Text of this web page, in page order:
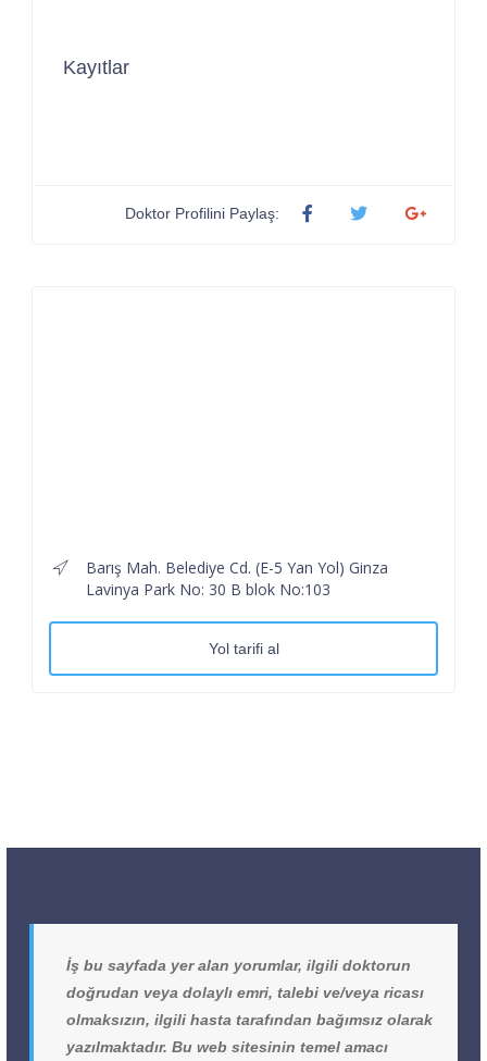
Kayıtlar
Doktor Profilini Paylaş:
Barış Mah. Belediye Cd. (E-5 Yan Yol) Ginza
Lavinya Park No: 30 B blok No:103
Yol tarifi al
İş bu sayfada yer alan yorumlar, ilgili doktorun
doğrudan veya dolaylı emri, talebi ve/veya ricası
olmaksızın, ilgili hasta tarafından bağımsız olarak
yazılmaktadır. Bu web sitesinin temel amacı